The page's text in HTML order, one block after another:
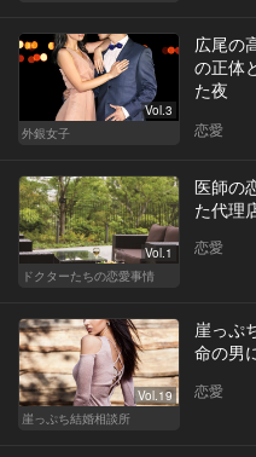
Vol.3
外銀女子
広尾の
の正体
た夜
恋愛
Vol.1
ドクターたちの恋愛事情
医師の
た代理
恋愛
Vol.19
崖っぷち結婚相談所
崖っぷ
命の男
恋愛